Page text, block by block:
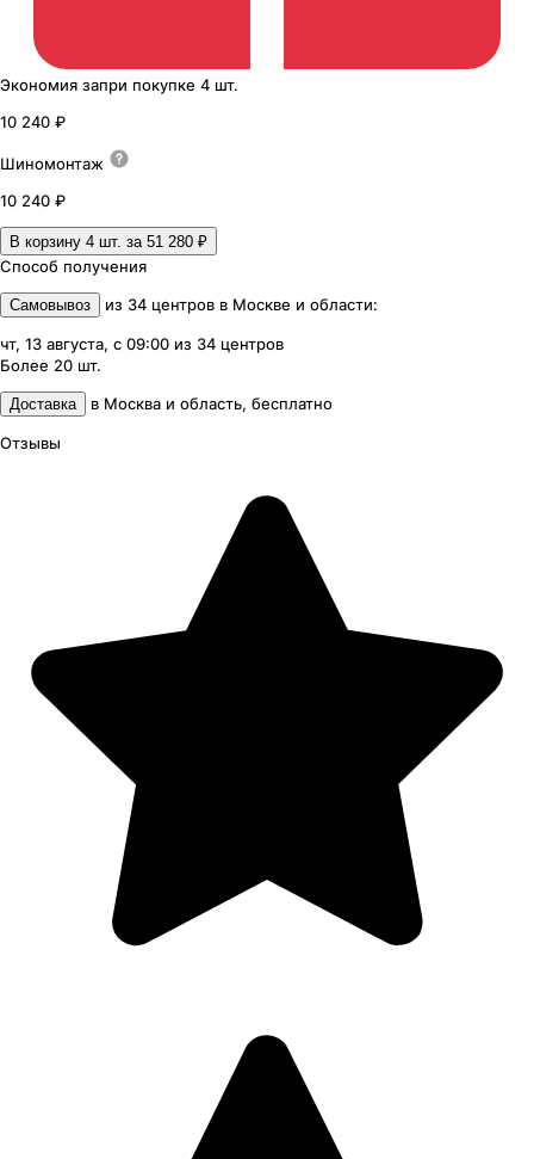
Экономия запри покупке 4 шт.
10 240 ₽
Шиномонтаж
10 240 ₽
В корзину 4 шт. за 51 280 ₽
Способ получения
Самовывоз из 34 центров в Москве и области:
чт, 13 августа, с 09:00 из 34 центров
Более 20 шт.
Доставка в Москва и область, бесплатно
Отзывы